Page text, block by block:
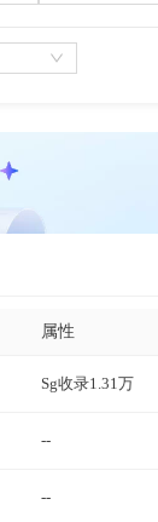
属性
Sg收录1.31万
--
--